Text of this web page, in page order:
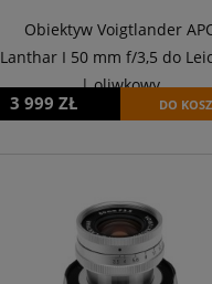
Obiektyw Voigtlander
Lanthar I 50 mm f/3,5 do
| oliwkowy
3 999 ZŁ DO